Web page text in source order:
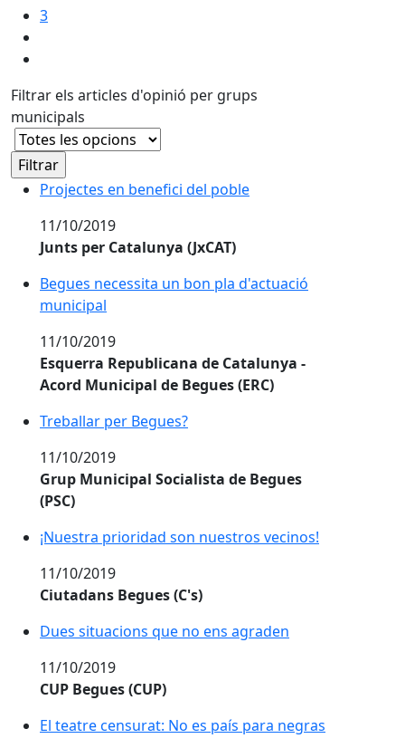
3
Filtrar els articles d'opinió per grups
municipals
Projectes en benefici del poble
11/10/2019
Junts per Catalunya (JxCAT)
Begues necessita un bon pla d'actuació
municipal
11/10/2019
Esquerra Republicana de Catalunya -
Acord Municipal de Begues (ERC)
Treballar per Begues?
11/10/2019
Grup Municipal Socialista de Begues
(PSC)
¡Nuestra prioridad son nuestros vecinos!
11/10/2019
Ciutadans Begues (C's)
Dues situacions que no ens agraden
11/10/2019
CUP Begues (CUP)
El teatre censurat: No es país para negras